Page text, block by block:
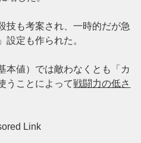
技も考案され、一時的だが急
」設定も作られた。
本値）では敵わなくとも「カ
うことによって戦闘力の低さ
Link